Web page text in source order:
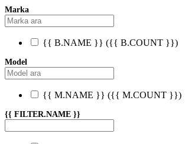
Marka
{{ B.NAME }} ({{ B.COUNT }})
Model
{{ M.NAME }} ({{ M.COUNT }})
{{ FILTER.NAME }}